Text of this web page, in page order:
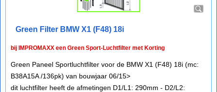
Green Filter BMW X1 (F48) 18i
bij IMPROMAXX een Green Sport-Luchtfilter met Korting
Green Paneel Sportluchtfilter voor de BMW X1 (F48) 18i (mc:
B38A15A /136pk) van bouwjaar 06/15>
dit luchtfilter heeft de afmetingen D1/L1: 290mm - D2/L2: